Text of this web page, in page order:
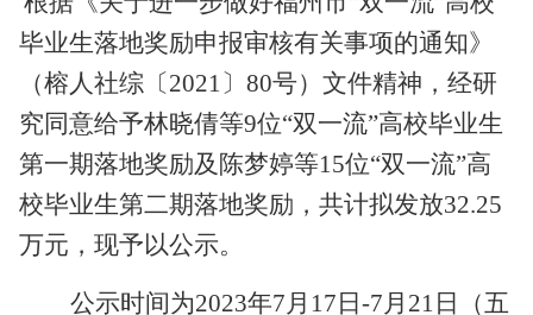
毕业生落地奖励申报审核有关事项的通知》
（榕人社综〔2021〕80号）文件精神，经研
究同意给予林晓倩等9位“双一流”高校毕业生
第一期落地奖励及 陈梦婷等1 5位“双一流”高
校毕业生第二期落地奖励，共计拟发放32.25
万元， 现予以公示。
公示时间为2023年7月17日-7月21日（五